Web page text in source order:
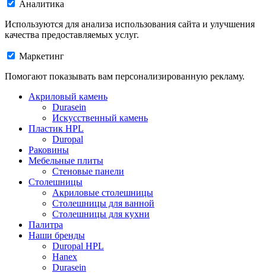
Аналитика
Используются для анализа использования сайта и улучшения
качества предоставляемых услуг.
Маркетинг
Помогают показывать вам персонализированную рекламу.
Акриловый камень
Durasein
Искусственный камень
Пластик HPL
Duropal
Раковины
Мебельные плиты
Стеновые панели
Столешницы
Акриловые столешницы
Столешницы для ванной
Столешницы для кухни
Палитра
Наши бренды
Duropal HPL
Hanex
Durasein